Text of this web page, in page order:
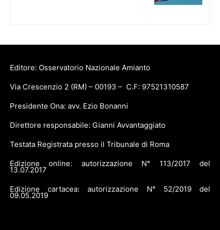
Editore: Osservatorio Nazionale Amianto
Via Crescenzio 2 (RM) – 00193 – C.F: 97521310587
Presidente Ona: avv. Ezio Bonanni
Direttore responsabile: Gianni Avvantaggiato
Testata Registrata presso il Tribunale di Roma
Edizione online: autorizzazione N° 113/2017 del
13.07.2017
Edizione cartacea: autorizzazione N° 52/2019 del
09.05.2019